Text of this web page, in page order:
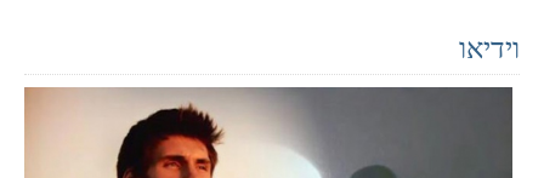
וידיאו